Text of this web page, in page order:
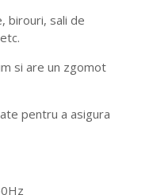
birouri, sali de
si are un zgomot
pentru a asigura